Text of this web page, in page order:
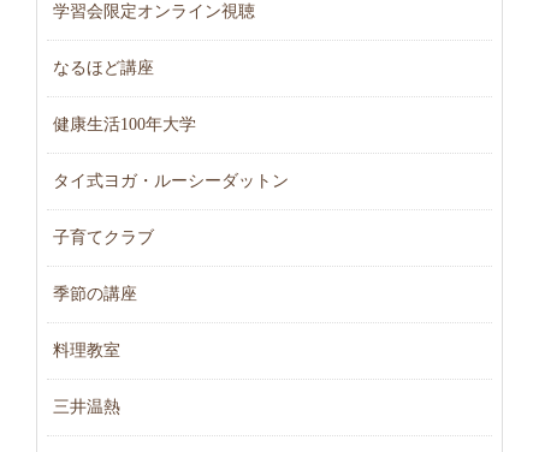
学習会限定オンライン視聴
なるほど講座
健康生活100年大学
タイ式ヨガ・ルーシーダットン
子育てクラブ
季節の講座
料理教室
三井温熱